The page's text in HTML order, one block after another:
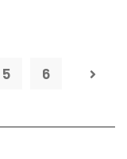
5 6